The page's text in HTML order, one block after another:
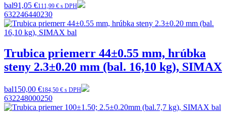
bal91,05 €111,99 € s DPH
632246440230
Trubica priemerr 44±0.55 mm, hrúbka
steny 2.3±0.20 mm (bal. 16,10 kg), SIMAX
bal150,00 €184,50 € s DPH
632248000250